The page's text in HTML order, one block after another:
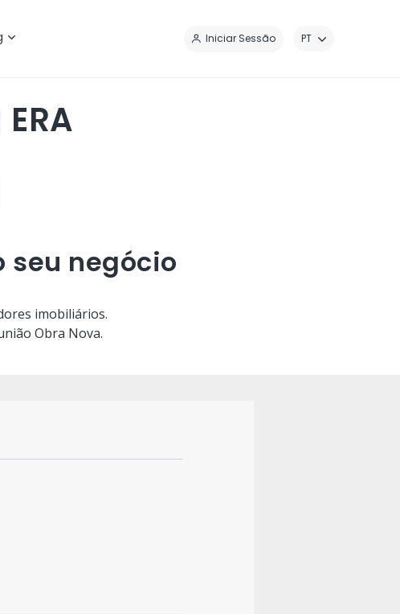
Iniciar Sessão PT
seu negócio
imobiliários.
Obra Nova.